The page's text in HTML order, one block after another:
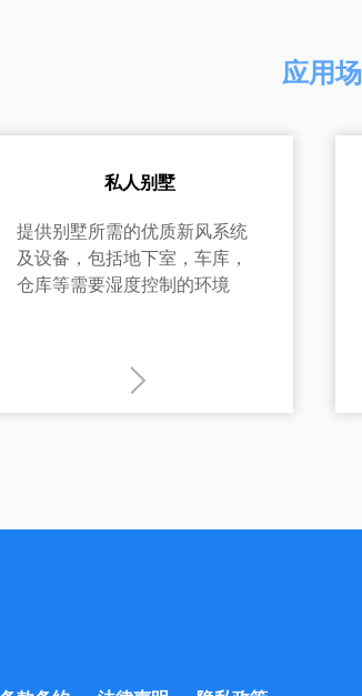
应用
私人别墅
提供别墅所需的优质新风系统
及设备，包括地下室，车库，
仓库等需要湿度控制的环境